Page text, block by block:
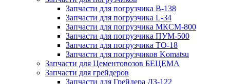
Запчасти для погрузчика B-138
Запчасти для погрузчика L-34
Запчасти для погрузчика МКСМ-800
Запчасти для погрузчика ПУМ-500
Запчасти для погрузчика ТО-18
Запчасти для погрузчиков Komatsu
Запчасти для Цементовозов БЕЦЕМА
Запчасти для грейдеров
Запчасти для Грейдера ДЗ-122